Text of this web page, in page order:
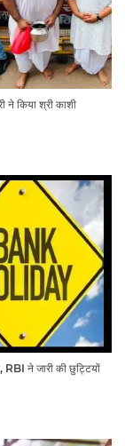
ने किया श्री काशी
ने जारी की छुट्टियों